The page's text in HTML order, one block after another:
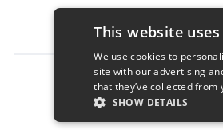
Report this
This website
We use cookies to
site with our advertising
that they’ve collected
SHOW DETAILS